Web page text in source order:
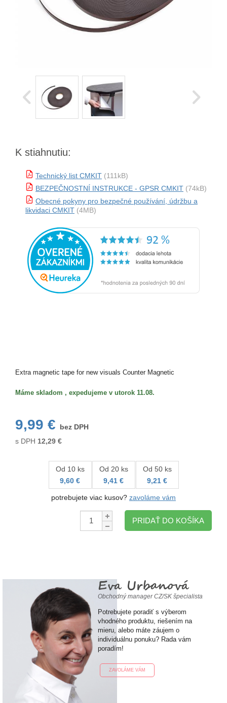
K stiahnutiu:
Technický list CMKIT (111kB)
BEZPEČNOSTNÍ INSTRUKCE - GPSR CMKIT (74kB)
Obecné pokyny pro bezpečné používání, údržbu a
likvidaci CMKIT (4MB)
Extra magnetic tape for new visuals Counter Magnetic
Máme skladom , expedujeme v utorok 11.08.
9,99 €
bez DPH
s DPH 12,29 €
Od 10 ks
9,60 €
Od 20 ks
9,41 €
Od 50 ks
9,21 €
potrebujete viac kusov? zavoláme vám
Množstvo:
PRIDAŤ DO KOŠÍKA
Eva Urbanová
Obchodný manager CZ/SK špecialista
Potrebujete poradiť s výberom
vhodného produktu, riešením na
mieru, alebo máte záujem o
individuálnu ponuku? Rada vám
poradím!
ZAVOLÁME VÁM